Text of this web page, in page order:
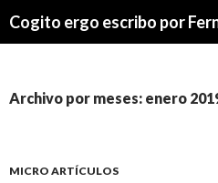
Archivo por meses: enero
MICRO ARTÍCULOS